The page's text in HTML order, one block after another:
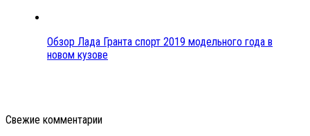
Обзор Лада Гранта спорт 2019 модельного года в
новом кузове
Свежие комментарии